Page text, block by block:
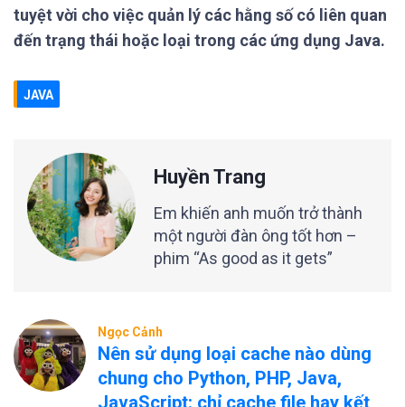
tuyệt vời cho việc quản lý các hằng số có liên quan
đến trạng thái hoặc loại trong các ứng dụng Java.
JAVA
Huyền Trang
Em khiến anh muốn trở thành
một người đàn ông tốt hơn –
phim “As good as it gets”
Ngọc Cảnh
Nên sử dụng loại cache nào dùng
chung cho Python, PHP, Java,
JavaScript: chỉ cache file hay kết